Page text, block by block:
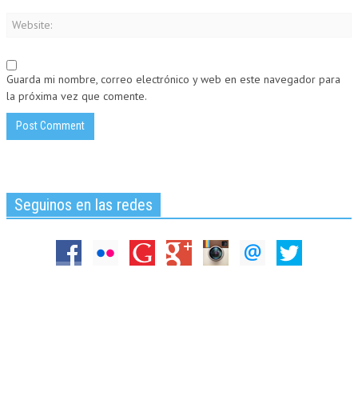
Guarda mi nombre, correo electrónico y web en este navegador para
la próxima vez que comente.
Seguinos en las redes